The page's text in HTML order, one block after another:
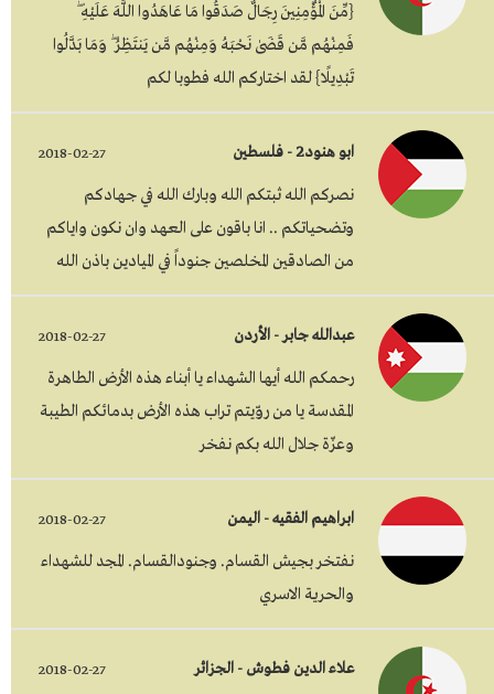
{مِّنَ الْمُؤْمِنِينَ رِجَالٌ صَدَقُوا مَا عَاهَدُوا اللَّهَ عَلَيْهِ ۖ
فَمِنْهُم مَّن قَضَىٰ نَحْبَهُ وَمِنْهُم مَّن يَنتَظِرُ ۖ وَمَا بَدَّلُوا
تَبْدِيلًا} لقد اختاركم الله فطوبا لكم
ابو هنود2 - فلسطين 2018-02-27
نصركم الله ثبتكم الله وبارك الله في جهادكم
وتضحياتكم .. انا باقون على العهد وان نكون واياكم
من الصادقين المخلصين جنوداً في الميادين باذن الله
عبدالله جابر - الأردن 2018-02-27
رحمكم الله أيها الشهداء يا أبناء هذه الأرض الطاهرة
المقدسة يا من روّيتم تراب هذه الأرض بدمائكم الطيبة
وعزّة جلال الله بكم نفخر
ابراهيم الفقيه - اليمن 2018-02-27
نفتخر بجيش القسام. وجنودالقسام. المجد للشهداء
والحرية الاسري
علاء الدين فطوش - الجزائر 2018-02-27